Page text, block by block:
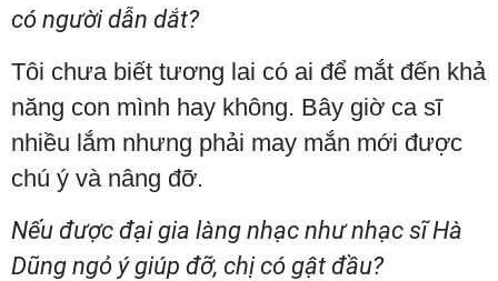
có người dẫn dắt?
Tôi chưa biết tương lai có ai để mắt đến khả
năng con mình hay không. Bây giờ ca sĩ
nhiều lắm nhưng phải may mắn mới được
chú ý và nâng đỡ.
Nếu được đại gia làng nhạc như nhạc sĩ Hà
Dũng ngỏ ý giúp đỡ, chị có gật đầu?